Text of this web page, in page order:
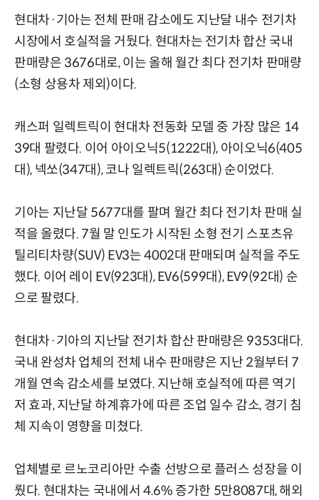
현대차·기아는 전체 판매 감소에도 지난달 내수 전기차
시장에서 호실적을 거뒀다. 현대차는 전기차 합산 국내
판매량은 3676대로, 이는 올해 월간 최다 전기차 판매량
(소형 상용차 제외)이다.
캐스퍼 일렉트릭이 현대차 전동화 모델 중 가장 많은 14
39대 팔렸다. 이어 아이오닉5(1222대), 아이오닉6(405
대), 넥쏘(347대), 코나 일렉트릭(263대) 순이었다.
기아는 지난달 5677대를 팔며 월간 최다 전기차 판매 실
적을 올렸다. 7월 말 인도가 시작된 소형 전기 스포츠유
틸리티차량(SUV) EV3는 4002대 판매되며 실적을 주도
했다. 이어 레이 EV(923대), EV6(599대), EV9(92대) 순
으로 팔렸다.
현대차·기아의 지난달 전기차 합산 판매량은 9353대다.
국내 완성차 업체의 전체 내수 판매량은 지난 2월부터 7
개월 연속 감소세를 보였다. 지난해 호실적에 따른 역기
저 효과, 지난달 하계휴가에 따른 조업 일수 감소, 경기 침
체 지속이 영향을 미쳤다.
업체별로 르노코리아만 수출 선방으로 플러스 성장을 이
뤘다. 현대차는 국내에서 4.6% 증가한 5만8087대, 해외